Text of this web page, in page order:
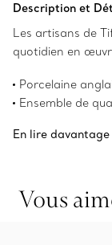
Description et
Les artisans de
quotidien en
contemporain de
palette de
Porcelaine
Ensemble de
Hauteur de 5,8
Numéro de
En lire davantage
Vous